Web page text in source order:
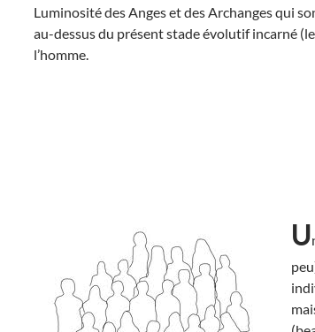
Luminosité des Anges et des Archanges qui
au-dessus du présent stade évolutif incarné
l’homme.
U